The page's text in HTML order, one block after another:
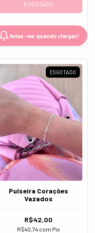
ESGOTADO
Avise-me quando chegar!
ESGOTADO
Pulseira Corações
Vazados
R$42,00
R$40,74 com Pix